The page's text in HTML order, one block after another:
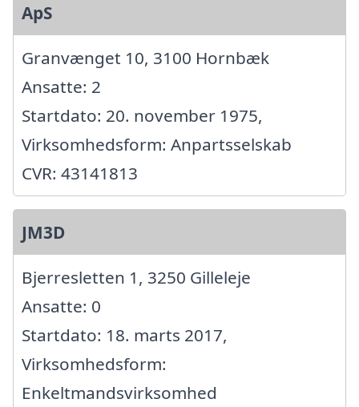
ApS
Granvænget 10, 3100 Hornbæk
Ansatte: 2
Startdato: 20. november 1975,
Virksomhedsform: Anpartsselskab
CVR: 43141813
JM3D
Bjerresletten 1, 3250 Gilleleje
Ansatte: 0
Startdato: 18. marts 2017,
Virksomhedsform:
Enkeltmandsvirksomhed